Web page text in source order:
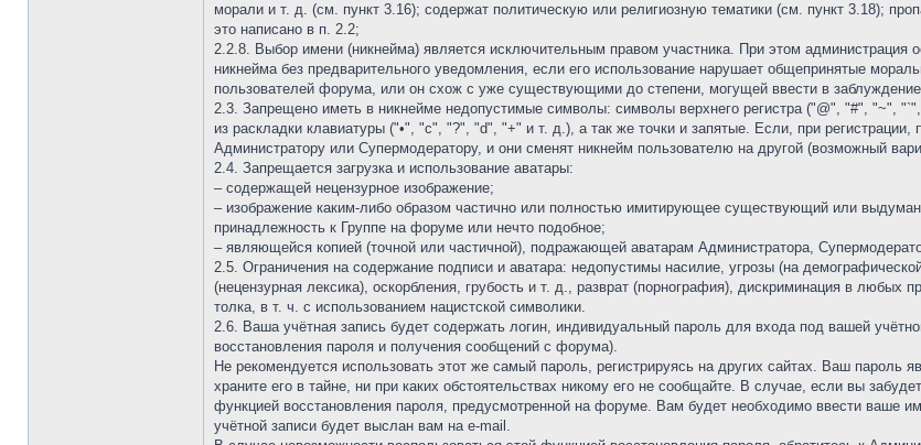
морали и т. д. (см. пункт 3.16); содержат политическую или религиозную тематики (см. пункт 3.18);
это написано в п. 2.2;
2.2.8. Выбор имени (никнейма) является исключительным правом участника. При этом администрация
никнейма без предварительного уведомления, если его использование нарушает общепринятые
пользователей форума, или он схож с уже существующими до степени, могущей ввести в
2.3. Запрещено иметь в никнейме недопустимые символы: символы верхнего регистра ("@", "#",
из раскладки клавиатуры ("•", "c", "?", "d", "+" и т. д.), а так же точки и запятые. Если, при
Администратору или Супермодератору, и они сменят никнейм пользователю на другой (возможный
2.4. Запрещается загрузка и использование аватары:
– содержащей нецензурное изображение;
– изображение каким-либо образом частично или полностью имитирующее существующий или
принадлежность к Группе на форуме или нечто подобное;
– являющейся копией (точной или частичной), подражающей аватарам Администратора,
2.5. Ограничения на содержание подписи и аватара: недопустимы насилие, угрозы (на
(нецензурная лексика), оскорбления, грубость и т. д., разврат (порнография), дискриминация в любых
толка, в т. ч. с использованием нацистской символики.
2.6. Ваша учётная запись будет содержать логин, индивидуальный пароль для входа под вашей
восстановления пароля и получения сообщений с форума).
Не рекомендуется использовать этот же самый пароль, регистрируясь на других сайтах. Ваш пароль
храните его в тайне, ни при каких обстоятельствах никому его не сообщайте. В случае, если вы
функцией восстановления пароля, предусмотренной на форуме. Вам будет необходимо ввести ваше
учётной записи будет выслан вам на e-mail.